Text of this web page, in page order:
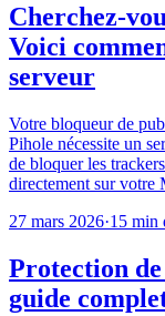
Cherchez-
Voici
serveur
Votre bloqueur de
Pihole nécessite un
de bloquer les
directement sur votre
27 mars 2026·15 min
Protection
guide